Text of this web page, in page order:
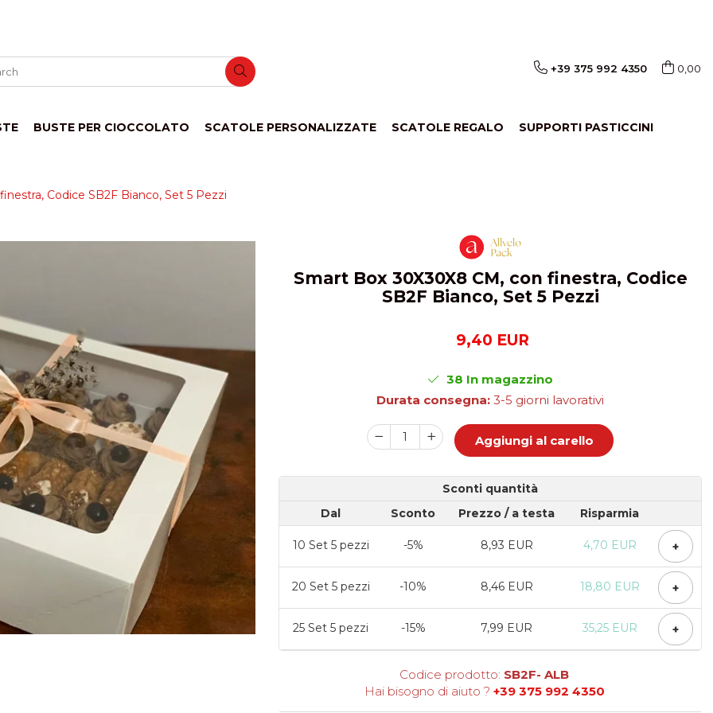
+39 375 992 4350 0,00
BUSTE PER CIOCCOLATO SCATOLE PERSONALIZZATE SCATOLE REGALO SUPPORTI PASTICCINI
Codice SB2F Bianco, Set 5 Pezzi
Smart Box 30X30X8 CM, con finestra, Codice
SB2F Bianco, Set 5 Pezzi
9,40 EUR
38 In magazzino
Durata consegna: 3-5 giorni lavorativi
Aggiungi al carello
Sconti quantità
Dal
Sconto Prezzo / a testa Risparmia
10 Set 5 pezzi -5% 8,93 EUR 4,70 EUR +
20 Set 5 pezzi -10% 8,46 EUR 18,80 EUR +
25 Set 5 pezzi -15% 7,99 EUR 35,25 EUR +
Codice prodotto: SB2F- ALB
Hai bisogno di aiuto ? +39 375 992 4350